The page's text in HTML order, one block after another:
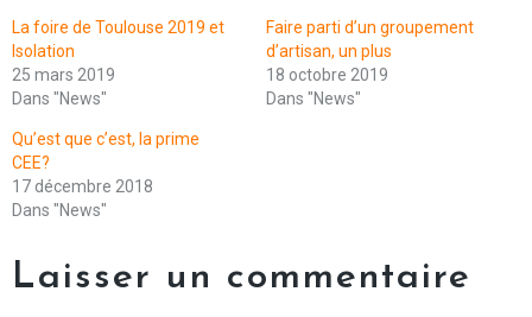
La foire de Toulouse 2019 et
Isolation
25 mars 2019
Dans "News"
Faire parti d’un groupement
d’artisan, un plus
18 octobre 2019
Dans "News"
Qu’est que c’est, la prime
CEE?
17 décembre 2018
Dans "News"
Laisser un commentaire